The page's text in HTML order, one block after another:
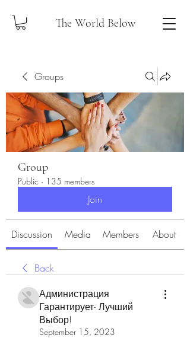
The World Below
Groups
Group
Public · 135 members
Join
Discussion Media Members About
Back
Администрация
Гарантирует- Лучший
Выбор!
September 15, 2023